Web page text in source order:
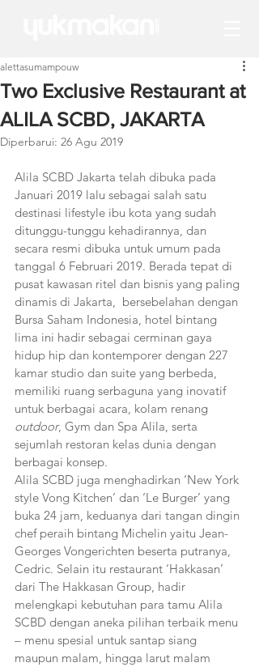
Two Exclusive Restaurant at
ALILA SCBD, JAKARTA
alettasumampouw
Diperbarui: 26 Agu 2019
Alila SCBD Jakarta telah dibuka pada
Januari 2019 lalu sebagai salah satu
destinasi lifestyle ibu kota yang sudah
ditunggu-tunggu kehadirannya, dan
secara resmi dibuka untuk umum pada
tanggal 6 Februari 2019. Berada tepat di
pusat kawasan ritel dan bisnis yang paling
dinamis di Jakarta,  bersebelahan dengan
Bursa Saham Indonesia, hotel bintang
lima ini hadir sebagai cerminan gaya
hidup hip dan kontemporer dengan 227
kamar studio dan suite yang berbeda,
memiliki ruang serbaguna yang inovatif
untuk berbagai acara, kolam renang
outdoor, Gym dan Spa Alila, serta
sejumlah restoran kelas dunia dengan
berbagai konsep.
Alila SCBD juga menghadirkan ‘New York
style Vong Kitchen’ dan ‘Le Burger’ yang
buka 24 jam, keduanya dari tangan dingin
chef peraih bintang Michelin yaitu Jean-
Georges Vongerichten beserta putranya,
Cedric. Selain itu restaurant ‘Hakkasan’
dari The Hakkasan Group, hadir
melengkapi kebutuhan para tamu Alila
SCBD dengan aneka pilihan terbaik menu
– menu spesial untuk santap siang
maupun malam, hingga larut malam